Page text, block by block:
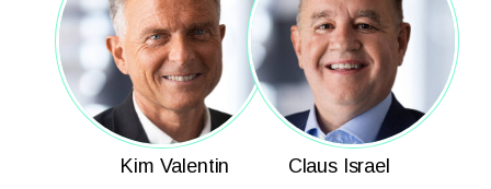
Kim Valentin
Claus Israel